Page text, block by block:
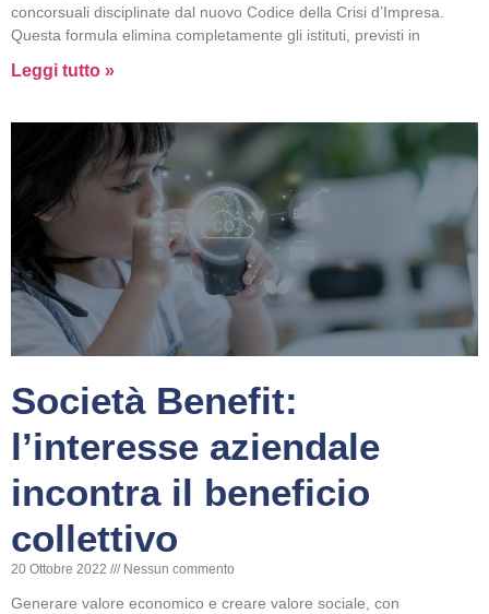
concorsuali disciplinate dal nuovo Codice della Crisi d’Impresa.
Questa formula elimina completamente gli istituti, previsti in
Leggi tutto »
Società Benefit:
l’interesse aziendale
incontra il beneficio
collettivo
20 Ottobre 2022 Nessun commento
Generare valore economico e creare valore sociale, con